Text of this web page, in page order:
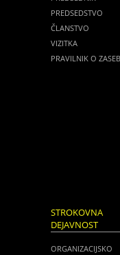
PREDSEDSTVO
ČLANSTVO
VIZITKA
PRAVILNIK O
STROKOVNA
DEJAVNOST
ORGANIZACIJSKO